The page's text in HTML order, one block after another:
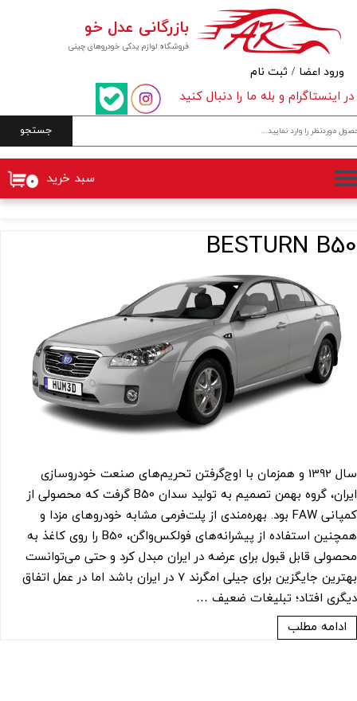
فروشگاه لوازم یدکی خودروهای چینی
بازرگانی عدل خو
جستجو
۰ سبد خرید
در اینستاگرام و بله ما را دنبال کنید
ورود اعضا / ثبت نام
حساب کاربری من
تغییر گذر واژه
سفارشات
خروج از حساب کاربری
BESTURN B50
سال 1392 و همزمان با اوج‌گرفتن تحریم‌های صنعت خودروسازی
ایران، گروه بهمن تصمیم به تولید سدان B50 گرفت که محصولی از
کمپانی FAW بود. بهره‌مندی از پلت‌فرمی مشابه خودروهای مزدا و
همچنین استفاده از پیشرانه‌های فولکس‌واگن، B50 را روی کاغذ به
محصولی قابل قبول برای عرضه در ایران مبدل کرد و حتی می‌توانست
بهترین جایگزین برای جیلی امگرند 7 در ایران باشد اما در عمل اتفاق
دیگری افتاد؛ تبلیغات ضعیف …
ادامه مطلب